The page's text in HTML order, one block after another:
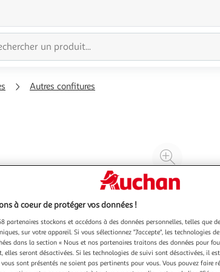
Autres confitures
à
Réduire
à
100
%
le
à coeur de protéger vos données !
partenaires stockons et accédons à des données personnelles, telles que
sur votre appareil. Si vous sélectionnez "J'accepte", les technologies
dans la section « Nous et nos partenaires traitons des données pour
elles seront désactivées. Si les technologies de suivi sont désactivées, il
sont présentés ne soient pas pertinents pour vous. Vous pouvez faire